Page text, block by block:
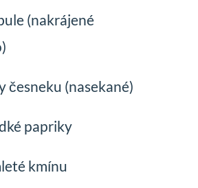
(nakrájené
česneku (nasekané)
papriky
kmínu